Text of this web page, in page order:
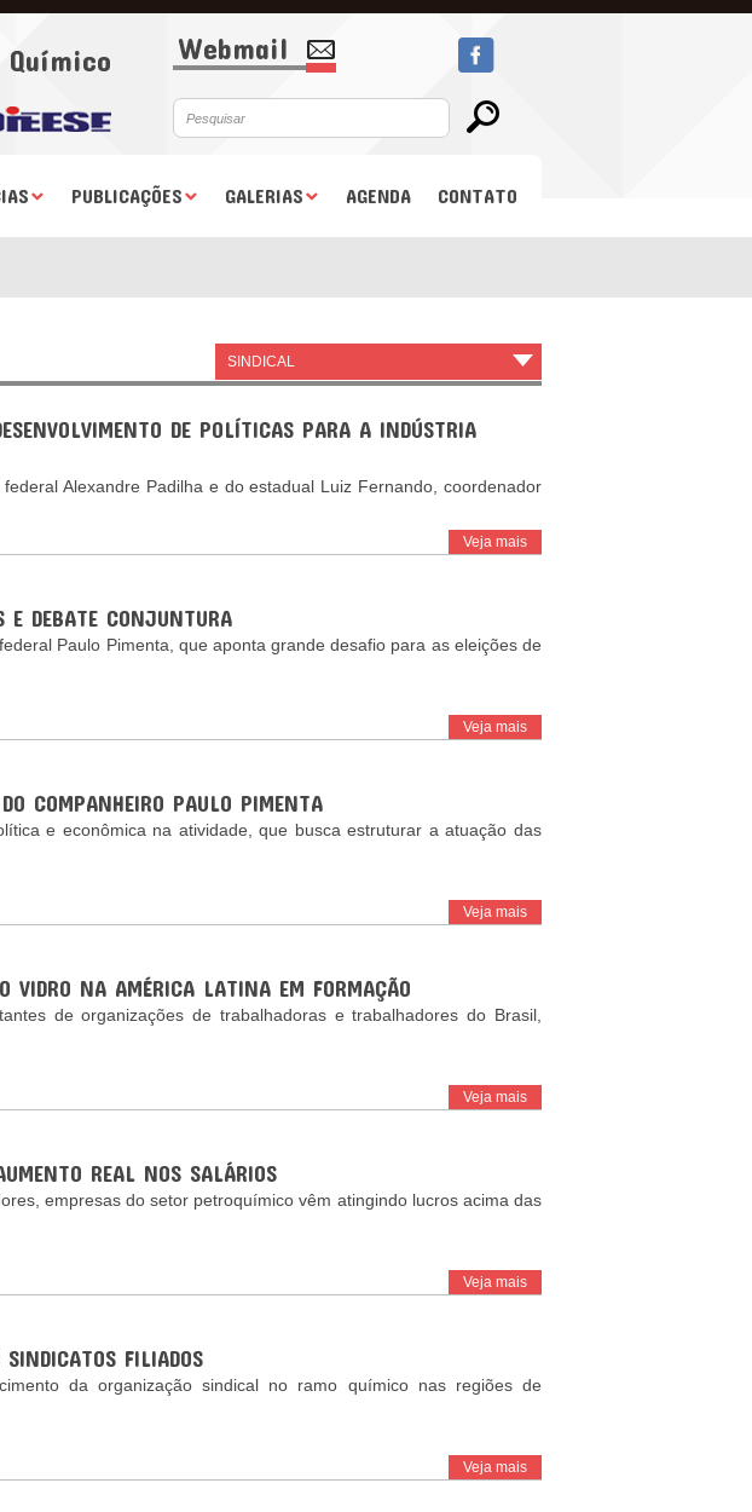
Webmail
PUBLICAÇÕES GALERIAS AGENDA CONTATO
SINDICAL ▾
DE POLÍTICAS PARA A INDÚSTRIA
Alexandre Padilha e do estadual Luiz Fernando, coordenador
Veja mais
E DEBATE CONJUNTURA
Paulo Pimenta, que aponta grande desafio para as eleições de
Veja mais
COMPANHEIRO PAULO PIMENTA
e econômica na atividade, que busca estruturar a atuação das
Veja mais
VIDRO NA AMÉRICA LATINA EM FORMAÇÃO
de organizações de trabalhadoras e trabalhadores do Brasil,
Veja mais
REAL NOS SALÁRIOS
empresas do setor petroquímico vêm atingindo lucros acima das
Veja mais
FILIADOS
da organização sindical no ramo químico nas regiões de
Veja mais